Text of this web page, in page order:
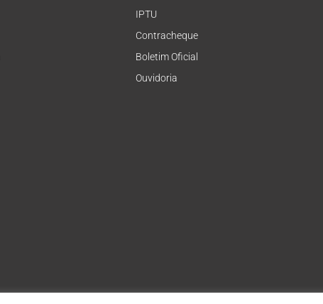
IPTU
Contracheque
Boletim Oficial
Ouvidoria